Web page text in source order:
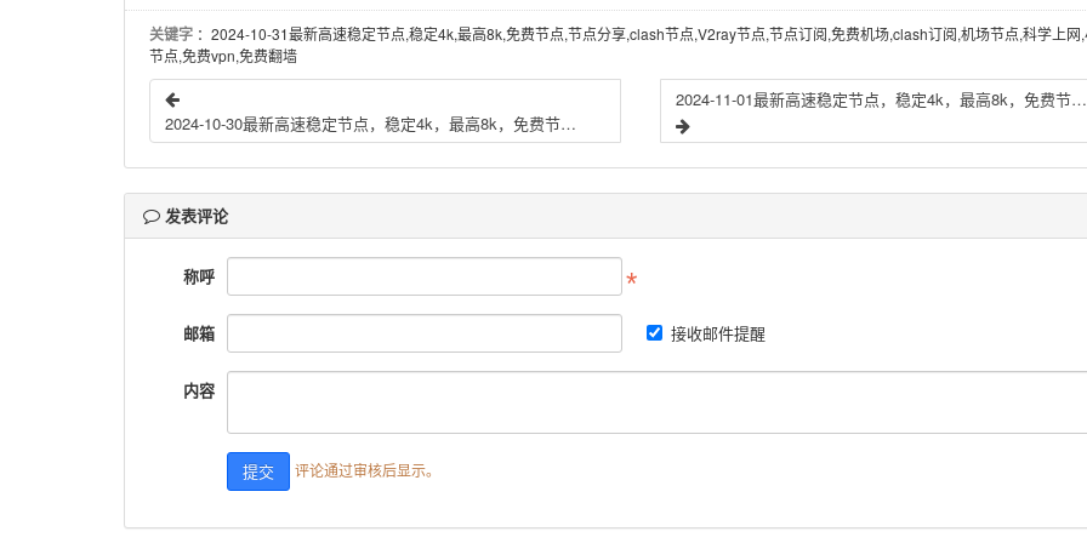
关键字 ：2024-10-31最新高速稳定节点,稳定4k,最高8k,免费节点,节点分享,clash节点,V2ray节点,节点订阅,免费机场,clash订阅,机场节点,科学上网
节点,免费vpn,免费翻墙
2024-10-30最新高速稳定节点，稳定4k，最高8k，免费节点，节点分享，clash节点，V2ray节点，节点订阅，免费机场，clash订阅，机场节点，科学上网，小火箭节点，免费vpn，免费翻墙
2024-11-01最新高速稳定节点，稳定4k，最高8k，免费节点，节点分享，clash节点，V2ray节点，节点订阅，免费机场，clash订阅，机场节点，科学上网，小火箭节点，免费vpn，免费翻墙
发表评论
称呼
邮箱 接收邮件提醒
内容
评论通过审核后显示。